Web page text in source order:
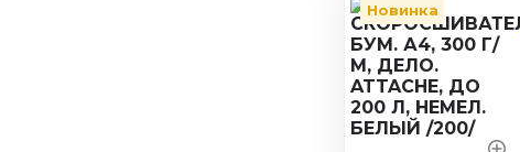
Новинка